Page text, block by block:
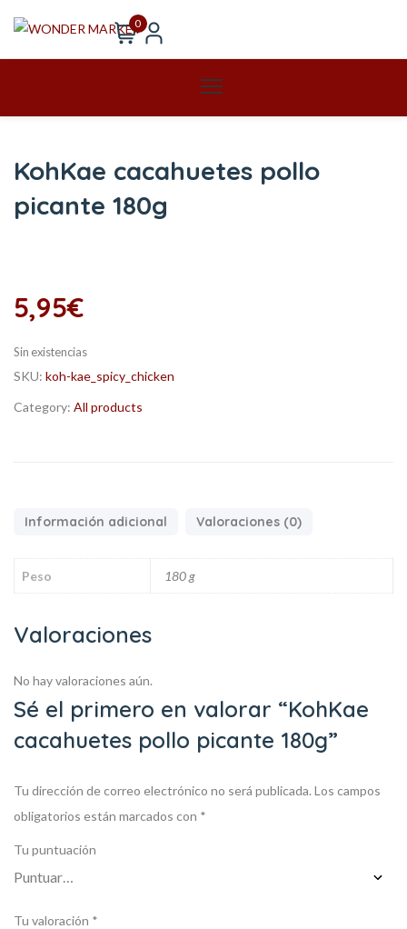
0
KohKae cacahuetes pollo
picante 180g
5,95€
Sin existencias
SKU: koh-kae_spicy_chicken
Category: All products
Información adicional Valoraciones (0)
Peso 180 g
Valoraciones
No hay valoraciones aún.
Sé el primero en valorar “KohKae
cacahuetes pollo picante 180g”
Tu dirección de correo electrónico no será publicada. Los campos
obligatorios están marcados con *
Tu puntuación
Tu valoración *